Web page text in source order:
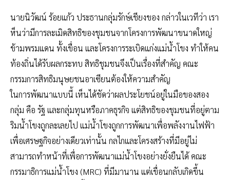
นายนิวัฒน์ ร้อยแก้ว ประธานกลุ่มรักษ์เชียงของ กล่าวในเวทีว่า เรา
ห็นว่ามีการละเมิดสิทธิของชุมชนจากโครงการพัฒนาขนาดใหญ่
ข้ามพรมแดน ทั้งเขื่อน และโครงการระเบิดแก่งแม่น้ำโขง ทำให้คน
ท้องถิ่นได้รับผลกระทบ สิทธิชุมชนจึงเป็นเรื่องที่สำคัญ คณะ
กรรมการสิทธิมนุษยชนอาเซียนต้องให้ความสำคัญ
ในการพัฒนาแบบนี้ เห็นได้ชัดว่าผลประโยชน์อยู่ในมือของสอง
กลุ่ม คือ รัฐ และกลุ่มทุนหรือภาคธุรกิจ แต่สิทธิของชุมชนที่อยู่ตาม
ริมน้ำโขงถูกละเลยไป แม่น้ำโขงถูกการพัฒนาเพื่อพลังงานไฟฟ้า
เพื่อเศรษฐกิจอย่างเดียวเท่านั้น กลไกและโครงสร้างที่มีอยู่ไม่
สามารถทำหน้าที่เพื่อการพัฒนาแม่น้ำโขงอย่างยั่งยืนได้ คณะ
กรรมาธิการแม่น้ำโขง (MRC) ที่มีมานาน แต่เขื่อนกลับเกิดขึ้น